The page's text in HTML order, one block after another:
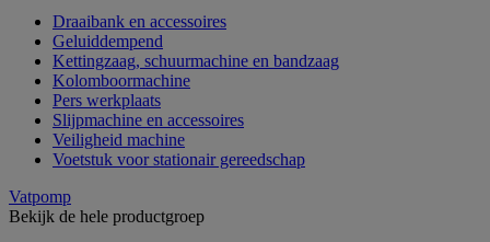
Draaibank en accessoires
Geluiddempend
Kettingzaag, schuurmachine en bandzaag
Kolomboormachine
Pers werkplaats
Slijpmachine en accessoires
Veiligheid machine
Voetstuk voor stationair gereedschap
Vatpomp
Bekijk de hele productgroep